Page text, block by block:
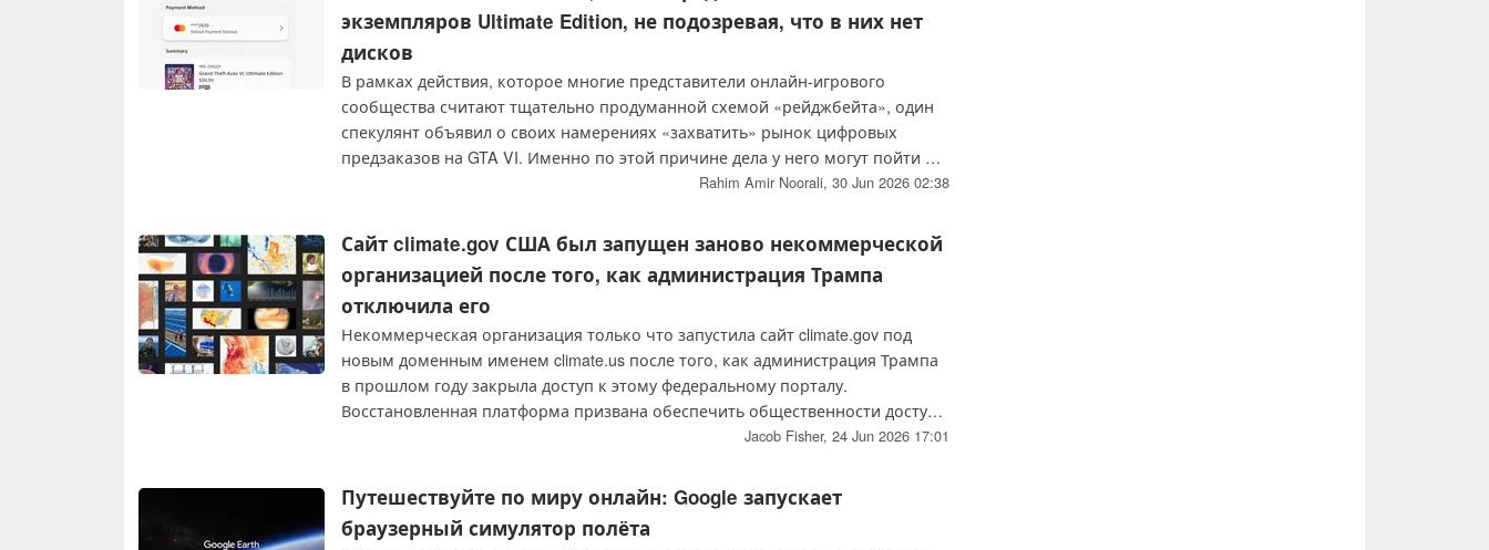
экземпляров Ultimate Edition, не подозревая, что в них нет
дисков
В рамках действия, которое многие представители онлайн-игрового
сообщества считают тщательно продуманной схемой «рейджбейта», один
спекулянт объявил о своих намерениях «захватить» рынок цифровых
предзаказов на GTA VI. Именно по этой причине дела у него могут пойти не
Rahim Amir Noorali, 30 Jun 2026 02:38
Сайт climate.gov США был запущен заново некоммерческой
организацией после того, как администрация Трампа
отключила его
Некоммерческая организация только что запустила сайт climate.gov под
новым доменным именем climate.us после того, как администрация Трампа
в прошлом году закрыла доступ к этому федеральному порталу.
Восстановленная платформа призвана обеспечить общественности доступ
к данным о климате, а также разработать новые инструменты и
общественности.
Jacob Fisher, 24 Jun 2026 17:01
Путешествуйте по миру онлайн: Google запускает
браузерный симулятор полёта